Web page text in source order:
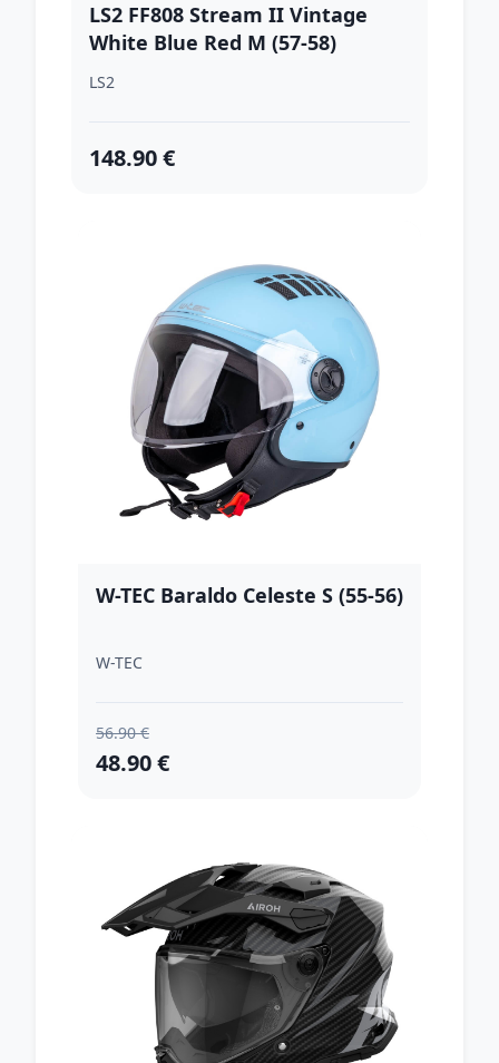
LS2 FF808 Stream II Vintage
White Blue Red M (57-58)
LS2
148.90 €
W-TEC Baraldo Celeste S (55-56)
W-TEC
56.90 €
48.90 €